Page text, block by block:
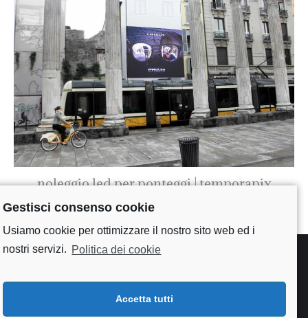
Gestisci consenso cookie
Usiamo cookie per ottimizzare il nostro sito web ed i
nostri servizi. Politica dei cookie
Accetta tutti
noleggio led per ponteggi | temporapix